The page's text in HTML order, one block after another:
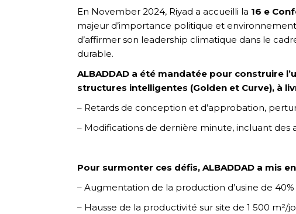
En November 2024, Riyad a accueilli la 16 e
majeur d’importance politique et
d’affirmer son leadership climatique dans le
durable.
ALBADDAD a été mandatée pour construire
structures intelligentes (Golden et Curve), à
– Retards de conception et d’approbation,
– Modifications de dernière minute, incluant des
Pour surmonter ces défis, ALBADDAD a mis
– Augmentation de la production d’usine de
– Hausse de la productivité sur site de 1 500 m²/